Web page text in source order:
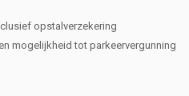
opstalverzekering
mogelijkheid tot parkeervergunning